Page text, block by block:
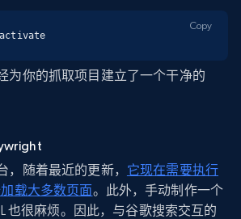
Copy
为你的抓取项目建立了一个干净的
，随着最近的更新， 它现在需要执行
加载大多数页面。此外，手动制作一个
也很麻烦。因此，与谷歌搜索交互的